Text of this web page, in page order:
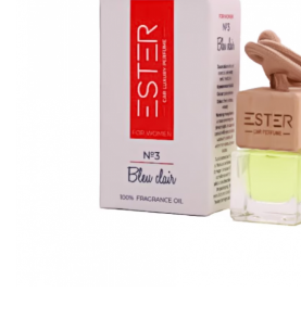
Organizatoare auto
Parasolare si jaluzele
Suporturi bauturi
Tratament Hidrofob